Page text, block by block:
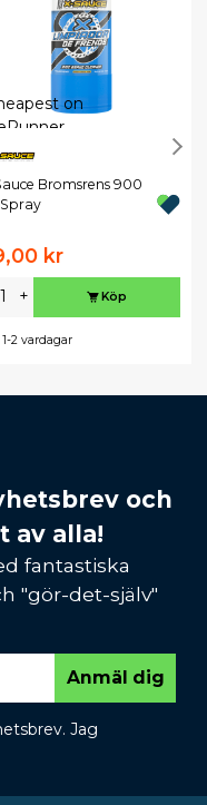
Bromsrens 900
kr
+ Köp
1-2 vardagar
och
av alla!
fantastiska
"gör-det-själv"
Anmäl dig
Jag